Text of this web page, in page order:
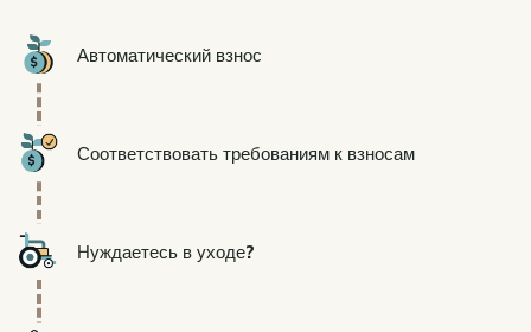
Icon Автоматический взнос
Icon Соответствовать требованиям к взносам
Icon Нуждаетесь в уходе?